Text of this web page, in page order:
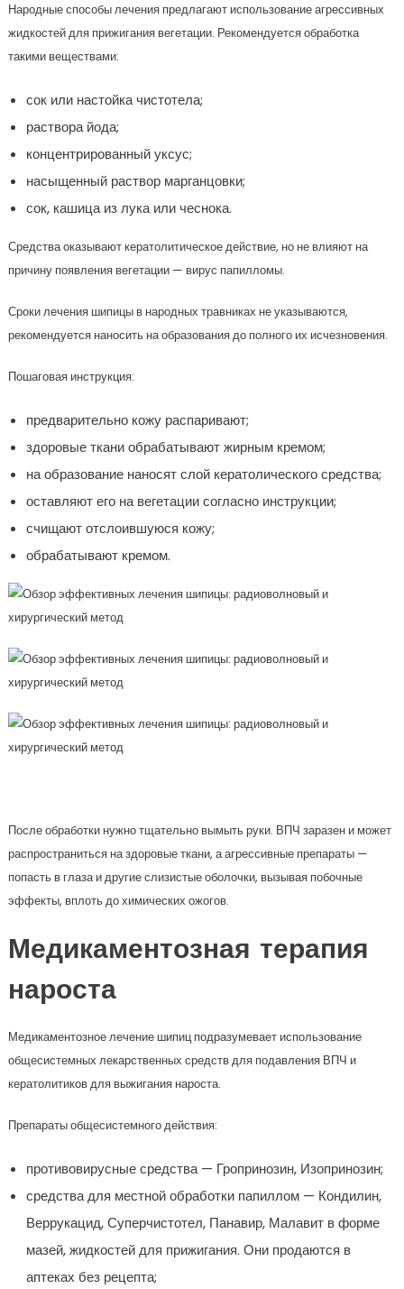
Народные способы лечения предлагают использование агрессивных
жидкостей для прижигания вегетации. Рекомендуется обработка
такими веществами:
сок или настойка чистотела;
раствора йода;
концентрированный уксус;
насыщенный раствор марганцовки;
сок, кашица из лука или чеснока.
Средства оказывают кератолитическое действие, но не влияют на
причину появления вегетации — вирус папилломы.
Сроки лечения шипицы в народных травниках не указываются,
рекомендуется наносить на образования до полного их исчезновения.
Пошаговая инструкция:
предварительно кожу распаривают;
здоровые ткани обрабатывают жирным кремом;
на образование наносят слой кератолического средства;
оставляют его на вегетации согласно инструкции;
счищают отслоившуюся кожу;
обрабатывают кремом.
После обработки нужно тщательно вымыть руки. ВПЧ заразен и может
распространиться на здоровые ткани, а агрессивные препараты —
попасть в глаза и другие слизистые оболочки, вызывая побочные
эффекты, вплоть до химических ожогов.
Медикаментозная терапия
нароста
Медикаментозное лечение шипиц подразумевает использование
общесистемных лекарственных средств для подавления ВПЧ и
кератолитиков для выжигания нароста.
Препараты общесистемного действия:
противовирусные средства — Гропринозин, Изопринозин;
средства для местной обработки папиллом — Кондилин,
Веррукацид, Суперчистотел, Панавир, Малавит в форме
мазей, жидкостей для прижигания. Они продаются в
аптеках без рецепта;